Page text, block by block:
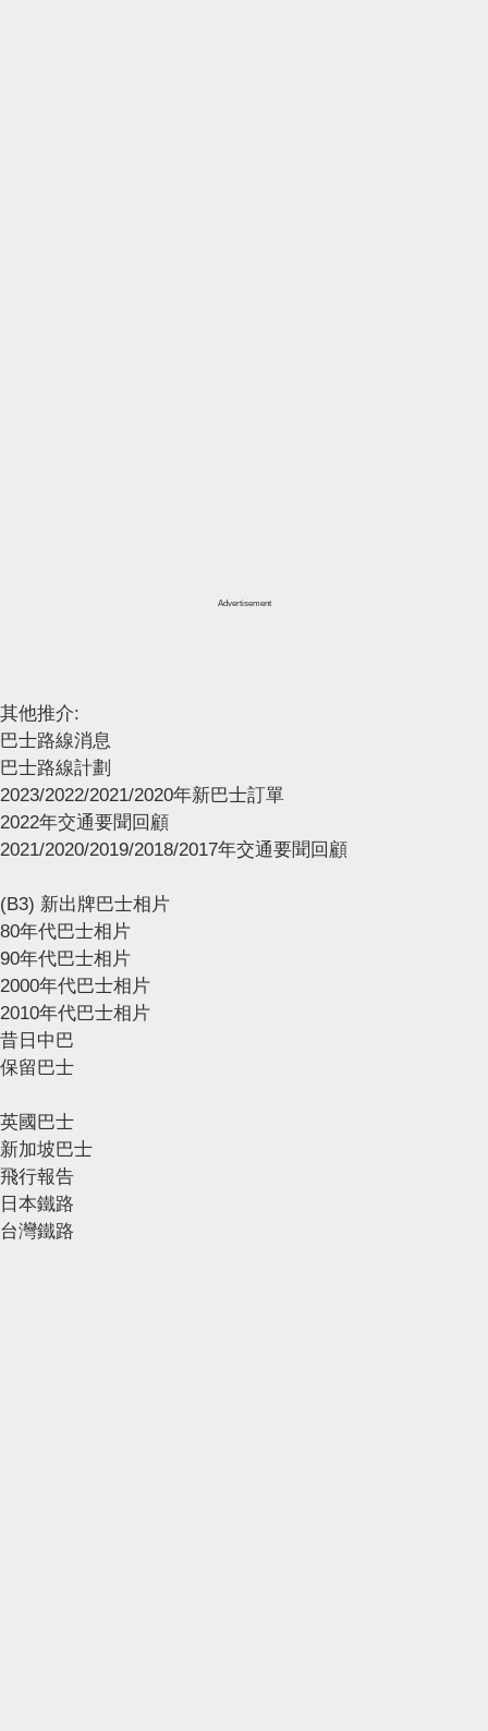
Advertisement
其他推介:
巴士路線消息
巴士路線計劃
2023/2022/2021/2020年新巴士訂單
2022年交通要聞回顧
2021/2020/2019/2018/2017年交通要聞回顧
(B3) 新出牌巴士相片
80年代巴士相片
90年代巴士相片
2000年代巴士相片
2010年代巴士相片
昔日中巴
保留巴士
英國巴士
新加坡巴士
飛行報告
日本鐵路
台灣鐵路